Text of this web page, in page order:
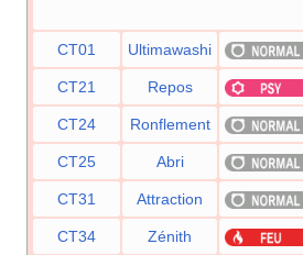
CT01 Ultimawashi
CT21 Repos
CT24 Ronflement
CT25 Abri
CT31 Attraction
CT34 Zénith